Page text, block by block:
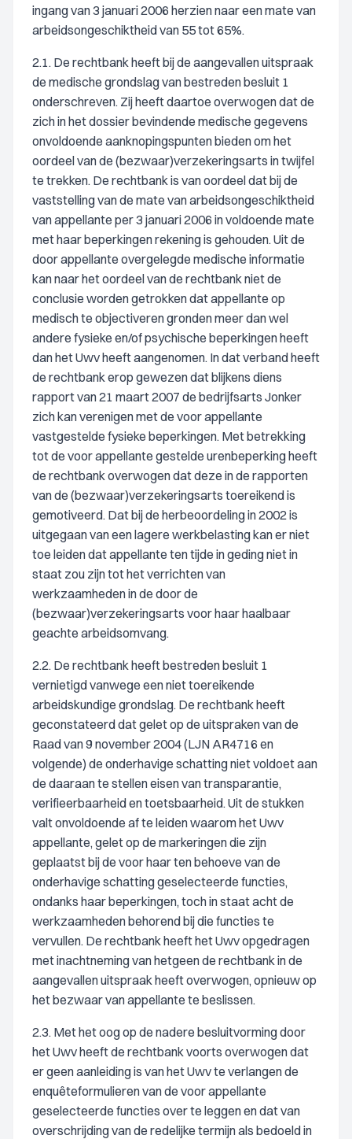
ingang van 3 januari 2006 herzien naar een mate van
arbeidsongeschiktheid van 55 tot 65%.
2.1. De rechtbank heeft bij de aangevallen uitspraak
de medische grondslag van bestreden besluit 1
onderschreven. Zij heeft daartoe overwogen dat de
zich in het dossier bevindende medische gegevens
onvoldoende aanknopingspunten bieden om het
oordeel van de (bezwaar)verzekeringsarts in twijfel
te trekken. De rechtbank is van oordeel dat bij de
vaststelling van de mate van arbeidsongeschiktheid
van appellante per 3 januari 2006 in voldoende mate
met haar beperkingen rekening is gehouden. Uit de
door appellante overgelegde medische informatie
kan naar het oordeel van de rechtbank niet de
conclusie worden getrokken dat appellante op
medisch te objectiveren gronden meer dan wel
andere fysieke en/of psychische beperkingen heeft
dan het Uwv heeft aangenomen. In dat verband heeft
de rechtbank erop gewezen dat blijkens diens
rapport van 21 maart 2007 de bedrijfsarts Jonker
zich kan verenigen met de voor appellante
vastgestelde fysieke beperkingen. Met betrekking
tot de voor appellante gestelde urenbeperking heeft
de rechtbank overwogen dat deze in de rapporten
van de (bezwaar)verzekeringsarts toereikend is
gemotiveerd. Dat bij de herbeoordeling in 2002 is
uitgegaan van een lagere werkbelasting kan er niet
toe leiden dat appellante ten tijde in geding niet in
staat zou zijn tot het verrichten van
werkzaamheden in de door de
(bezwaar)verzekeringsarts voor haar haalbaar
geachte arbeidsomvang.
2.2. De rechtbank heeft bestreden besluit 1
vernietigd vanwege een niet toereikende
arbeidskundige grondslag. De rechtbank heeft
geconstateerd dat gelet op de uitspraken van de
Raad van 9 november 2004 (LJN AR4716 en
volgende) de onderhavige schatting niet voldoet aan
de daaraan te stellen eisen van transparantie,
verifieerbaarheid en toetsbaarheid. Uit de stukken
valt onvoldoende af te leiden waarom het Uwv
appellante, gelet op de markeringen die zijn
geplaatst bij de voor haar ten behoeve van de
onderhavige schatting geselecteerde functies,
ondanks haar beperkingen, toch in staat acht de
werkzaamheden behorend bij die functies te
vervullen. De rechtbank heeft het Uwv opgedragen
met inachtneming van hetgeen de rechtbank in de
aangevallen uitspraak heeft overwogen, opnieuw op
het bezwaar van appellante te beslissen.
2.3. Met het oog op de nadere besluitvorming door
het Uwv heeft de rechtbank voorts overwogen dat
er geen aanleiding is van het Uwv te verlangen de
enquêteformulieren van de voor appellante
geselecteerde functies over te leggen en dat van
overschrijding van de redelijke termijn als bedoeld in